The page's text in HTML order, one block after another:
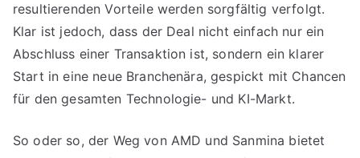
resultierenden Vorteile werden sorgfältig verfolgt.
Klar ist jedoch, dass der Deal nicht einfach nur ein
Abschluss einer Transaktion ist, sondern ein klarer
Start in eine neue Branchenära, gespickt mit Chancen
für den gesamten Technologie- und KI-Markt.
So oder so, der Weg von AMD und Sanmina bietet